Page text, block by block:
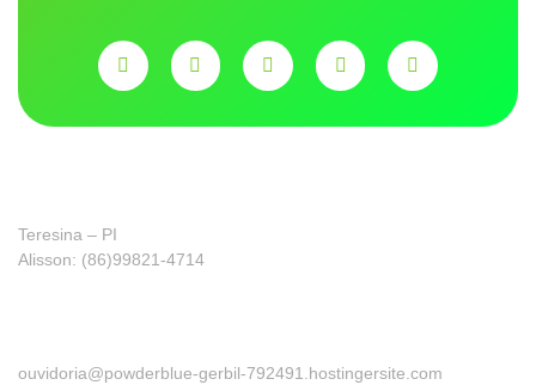
Teresina – PI
Alisson: (86)99821-4714
ouvidoria@powderblue-gerbil-792491.hostingersite.com